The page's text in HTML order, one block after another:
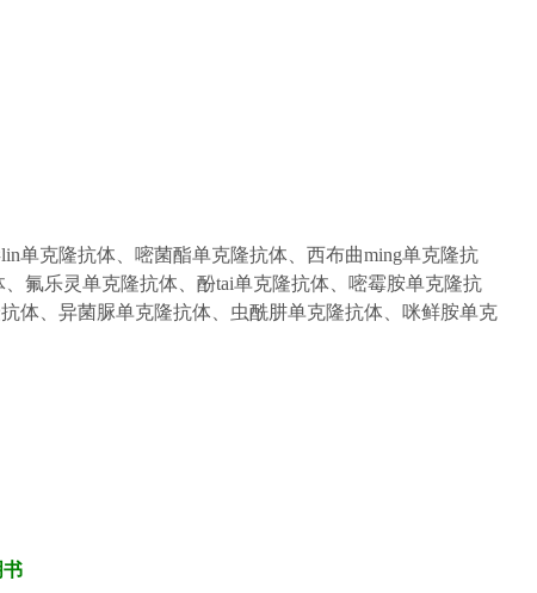
单克隆抗体、 嘧菌酯单克隆抗体、 西布曲ming单克隆抗
氟乐灵单克隆抗体、 酚tai单克隆抗体、 嘧霉胺单克隆抗
抗体、 异菌脲单克隆抗体、 虫酰肼单克隆抗体、 咪鲜胺单克